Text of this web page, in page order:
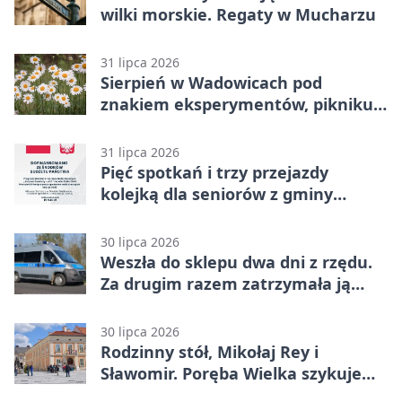
wilki morskie. Regaty w Mucharzu
31 lipca 2026
Sierpień w Wadowicach pod
znakiem eksperymentów, pikniku i
31 lipca 2026
Pięć spotkań i trzy przejazdy
kolejką dla seniorów z gminy
30 lipca 2026
Weszła do sklepu dwa dni z rzędu.
Za drugim razem zatrzymała ją
30 lipca 2026
Rodzinny stół, Mikołaj Rey i
Sławomir. Poręba Wielka szykuje